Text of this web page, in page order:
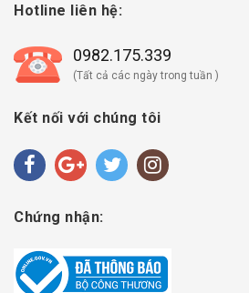
Hotline liên hệ:
0982.175.339
(Tất cả các ngày trong tuần )
Kết nối với chúng tôi
Chứng nhận: